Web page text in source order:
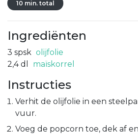
10 min. total
Ingrediënten
3 spsk olijfolie
2,4 dl maïskorrel
Instructies
Verhit de olijfolie in een
vuur.
Voeg de popcorn toe, dek af